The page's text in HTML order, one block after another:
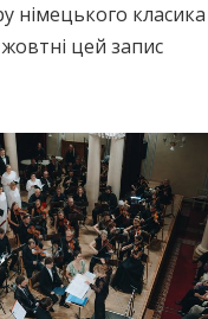
німецького класика
цей запис